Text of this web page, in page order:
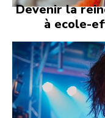
Devenir la
à ecole-